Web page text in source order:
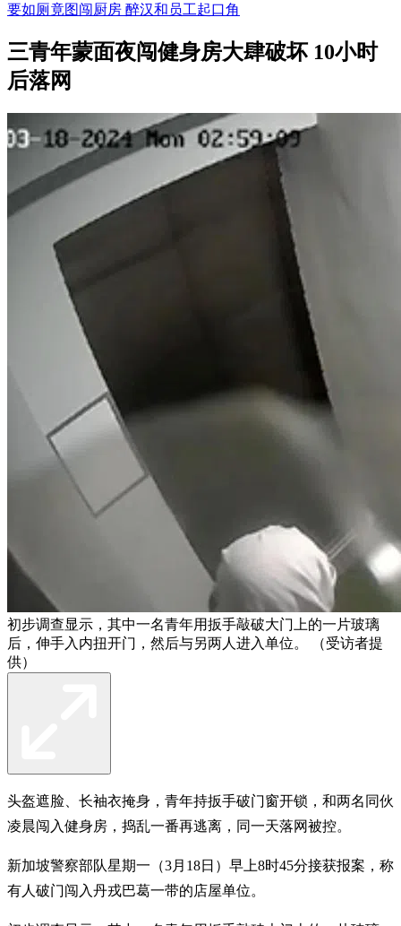
要如厕竟图闯厨房 醉汉和员工起口角
三青年蒙面夜闯健身房大肆破坏 10小时
后落网
初步调查显示，其中一名青年用扳手敲破大门上的一片玻璃
后，伸手入内扭开门，然后与另两人进入单位。 （受访者提
供）
头盔遮脸、长袖衣掩身，青年持扳手破门窗开锁，和两名同伙
凌晨闯入健身房，捣乱一番再逃离，同一天落网被控。
新加坡警察部队星期一（3月18日）早上8时45分接获报案，称
有人破门闯入丹戎巴葛一带的店屋单位。